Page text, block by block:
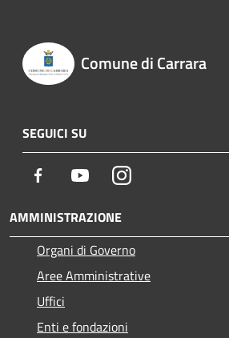
Comune di Carrara
SEGUICI SU
Facebook YoutubeInstagram
AMMINISTRAZIONE
Organi di Governo
Aree Amministrative
Uffici
Enti e fondazioni